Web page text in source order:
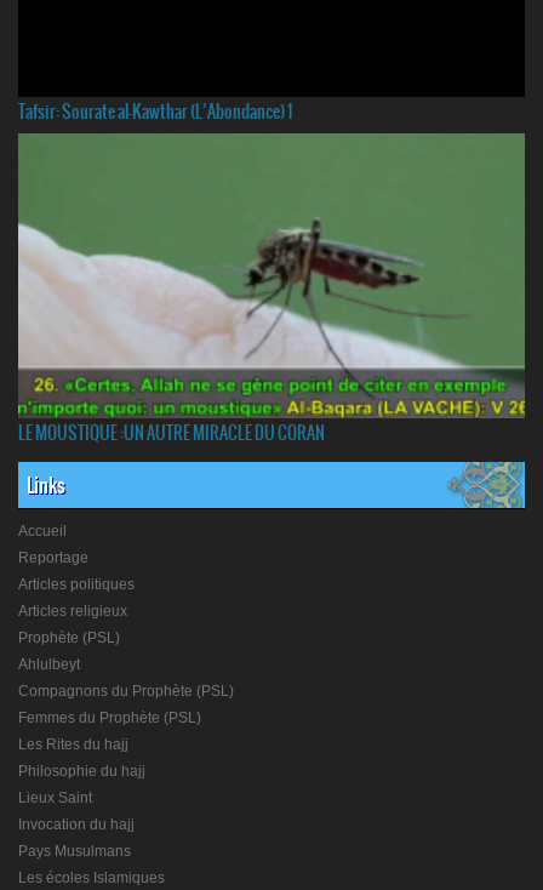
Tafsir: Sourate al-Kawthar (L’Abondance) 1
LE MOUSTIQUE :UN AUTRE MIRACLE DU CORAN
Links
Accueil
Reportage
Articles politiques
Articles religieux
Prophète (PSL)
Ahlulbeyt
Compagnons du Prophète (PSL)
Femmes du Prophète (PSL)
Les Rites du hajj
Philosophie du hajj
Lieux Saint
Invocation du hajj
Pays Musulmans
Les écoles Islamiques